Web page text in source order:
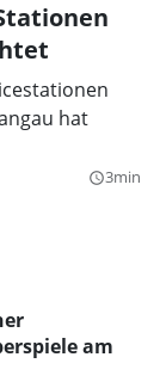
hat
query_builder3min
am